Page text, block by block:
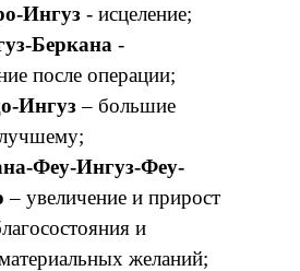
Ингуз- исцеление;
Беркана -
после операции;
Ингуз– большие
Феу-Ингуз-Феу-
– увеличение и прирост
и
желаний;